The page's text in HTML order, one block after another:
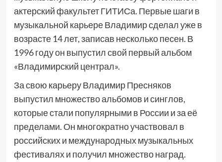
актерский факультет ГИТИСа. Первые шаги в
музыкальной карьере Владимир сделал уже в
возрасте 14 лет, записав несколько песен. В
1996 году он выпустил свой первый альбом
«Владимирский централ».
За свою карьеру Владимир Пресняков
выпустил множество альбомов и синглов,
которые стали популярными в России и за её
пределами. Он многократно участвовал в
российских и международных музыкальных
фестивалях и получил множество наград.